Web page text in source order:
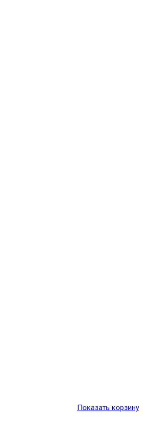
Показать корзину